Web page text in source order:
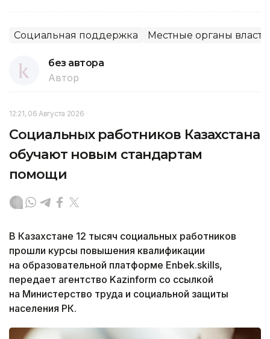
Социальная поддержка Местные органы власти
без автора
Автор
12:21, 06 Августа 2026
Социальных работников Казахстана
обучают новым стандартам
помощи
В Казахстане 12 тысяч социальных работников
прошли курсы повышения квалификации
на образовательной платформе Enbek.skills,
передает агентство Kazinform со ссылкой
на Министерство труда и социальной защиты
населения РК.